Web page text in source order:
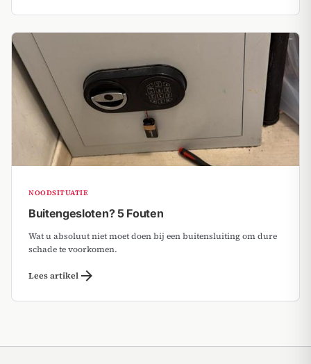
NOODSITUATIE
Buitengesloten? 5 Fouten
Wat u absoluut niet moet doen bij een buitensluiting om dure
schade te voorkomen.
Lees artikel arrow_forward